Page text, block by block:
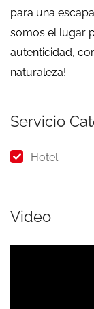
para una
somos el lugar
autenticidad,
naturaleza!
Servicio
Hotel
Video